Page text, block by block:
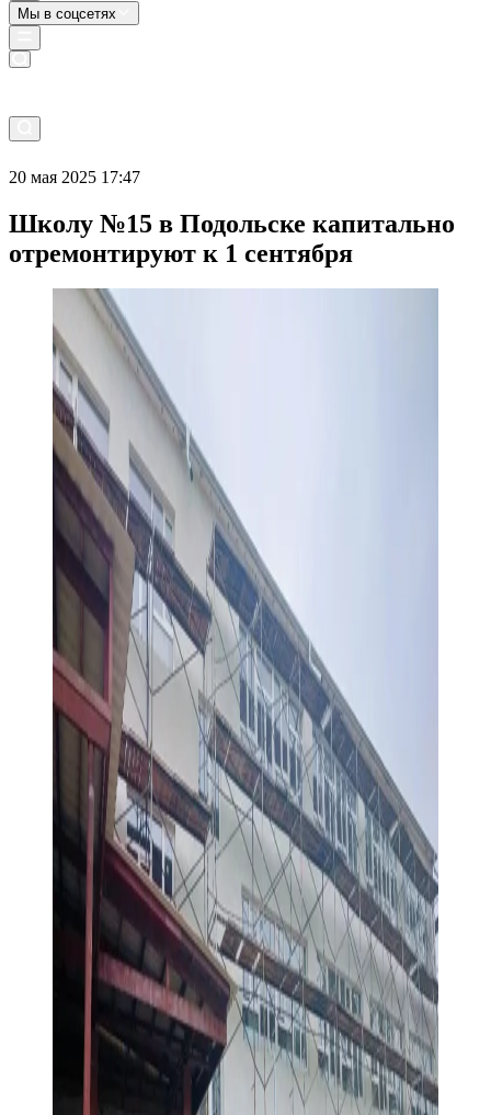
Мы в соцсетях
20 мая 2025 17:47
Школу №15 в Подольске капитально
отремонтируют к 1 сентября